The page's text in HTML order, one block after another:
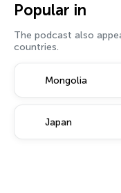
Popular in
The podcast also
countries.
Mongolia
Japan